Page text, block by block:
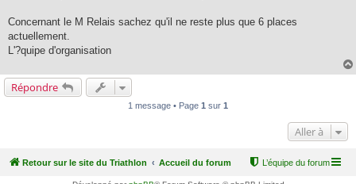
Concernant le M Relais sachez qu'il ne reste plus que 6 places
actuellement.
L'?quipe d'organisation
Répondre
1 message • Page 1 sur 1
Aller à
Retour sur le site du Triathlon Accueil du forum L’équipe du forum